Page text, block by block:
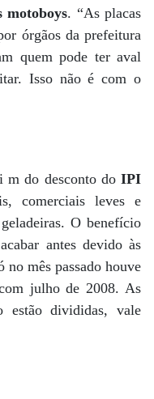
motoboys. “As placas
órgãos da prefeitura
quem pode ter aval
Isso não é com o
m do desconto do IPI
comerciais leves e
O benefício
antes devido às
no mês passado houve
julho de 2008. As
estão divididas, vale